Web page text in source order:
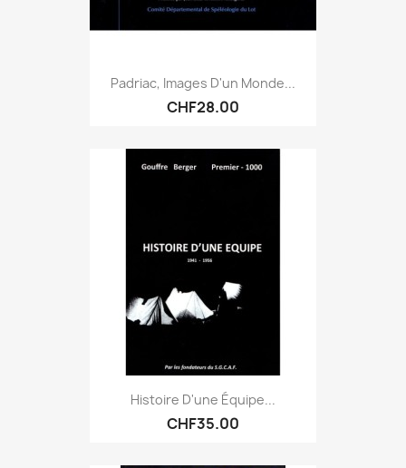
Padriac, Images D'un Monde...
CHF28.00
Histoire D'une Équipe...
CHF35.00